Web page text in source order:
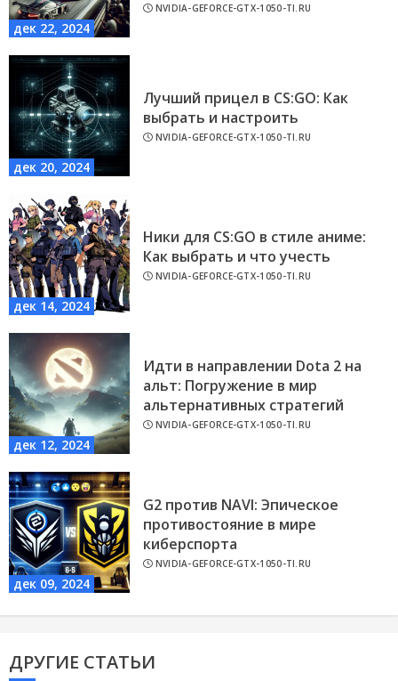
дек 22, 2024
NVIDIA-GEFORCE-GTX-1050-TI.RU
дек 20, 2024
Лучший прицел в CS:GO: Как
выбрать и настроить
NVIDIA-GEFORCE-GTX-1050-TI.RU
дек 14, 2024
Ники для CS:GO в стиле аниме:
Как выбрать и что учесть
NVIDIA-GEFORCE-GTX-1050-TI.RU
дек 12, 2024
Идти в направлении Dota 2 на
альт: Погружение в мир
альтернативных стратегий
NVIDIA-GEFORCE-GTX-1050-TI.RU
дек 09, 2024
G2 против NAVI: Эпическое
противостояние в мире
киберспорта
NVIDIA-GEFORCE-GTX-1050-TI.RU
ДРУГИЕ СТАТЬИ